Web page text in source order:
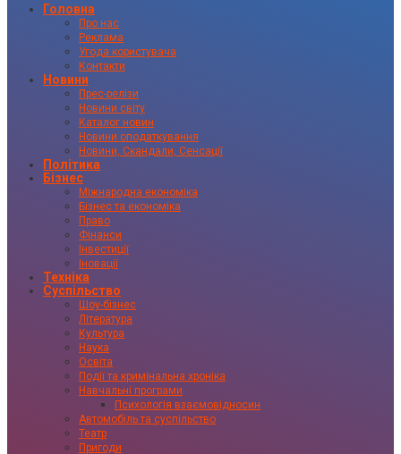
Головна
Про нас
Реклама
Угода користувача
Контакти
Новини
Прес-релізи
Новини світу
Каталог новин
Новини оподаткування
Новини, Скандали, Сенсації
Політика
Бізнес
Міжнародна економіка
Бізнес та економіка
Право
Фінанси
Інвестиції
Іновації
Техніка
Суспільство
Шоу-бізнес
Література
Культура
Наука
Освіта
Події та кримінальна хроніка
Навчальні програми
Психологія взаємовідносин
Автомобіль та суспільство
Театр
Пригоди